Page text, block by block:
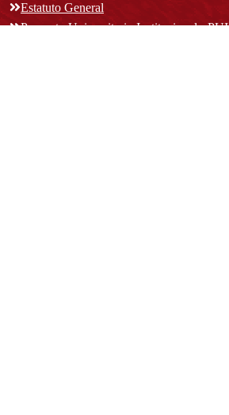
Estatuto General
Proyecto Universitario Institucional - PUI